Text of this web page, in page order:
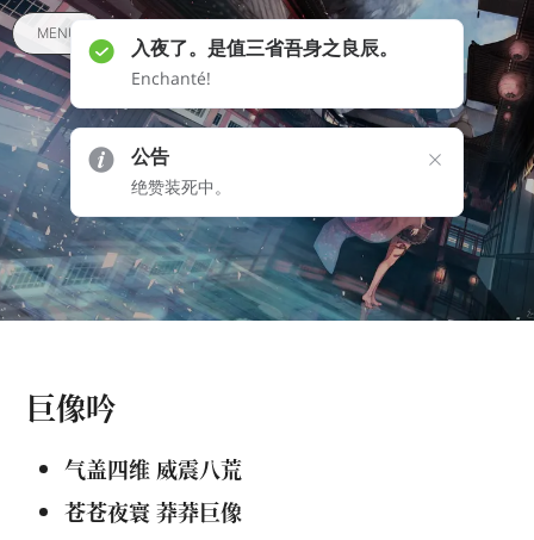
MENU
江城有集 | 集有其一
2023 年 07 月 03 日 •
巨像吟
气盖四维 威震八荒
苍苍夜寰 莽莽巨像
入夜了。是值三省吾身之良辰。
Enchanté!
公告
绝赞装死中。